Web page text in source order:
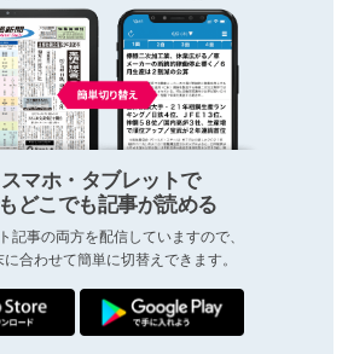
マホ・タブレットで
どこでも記事が読める
記事の両方を配信していますので、
合わせて簡単に切替えできます。